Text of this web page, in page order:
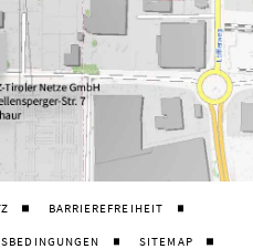
BARRIEREFREIHEIT
SITEMAP